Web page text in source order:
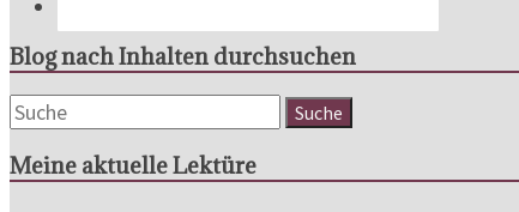
Blog nach Inhalten durchsuchen
Meine aktuelle Lektüre